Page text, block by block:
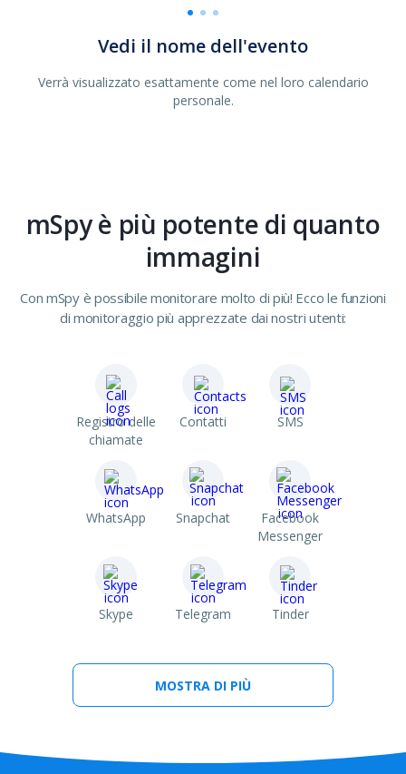
Vedi il nome dell'evento
Verrà visualizzato esattamente come nel loro calendario
personale.
Ottieni una descrizione dettagliata
Che include cosa sta accadendo e dove sta accadendo.
mSpy è più potente di quanto
immagini
Con mSpy è possibile monitorare molto di più! Ecco le funzioni
di monitoraggio più apprezzate dai nostri utenti:
Registro delle
chiamate
Contatti SMS
WhatsApp Snapchat
Facebook
Messenger
Skype Telegram Tinder
Line Viber Kik
MOSTRA DI PIÙ